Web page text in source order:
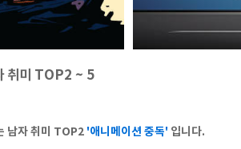
취미 TOP2 ~ 5
남자 취미 TOP2 '애니메이션 중독' 입니다.